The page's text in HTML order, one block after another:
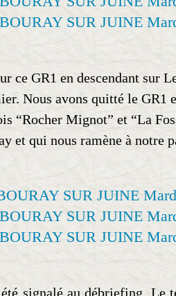
ce GR1 en descendant sur
Nous avons quitté le GR1
“Rocher Mignot” et “La
et qui nous ramène à notre
signalé au débriefing. Le